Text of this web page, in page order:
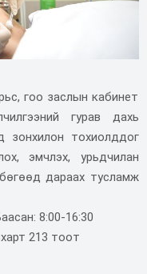
гоо заслын кабинет
гурав дахь
тохиолддог
эмчлэх, урьдчилан
дараах тусламж
8:00-16:30
213 тоот